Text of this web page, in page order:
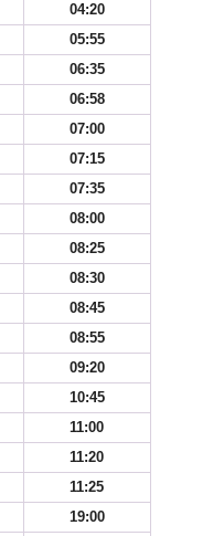
04:20
05:55
06:35
06:58
07:00
07:15
07:35
08:00
08:25
08:30
08:45
08:55
09:20
10:45
11:00
11:20
11:25
19:00